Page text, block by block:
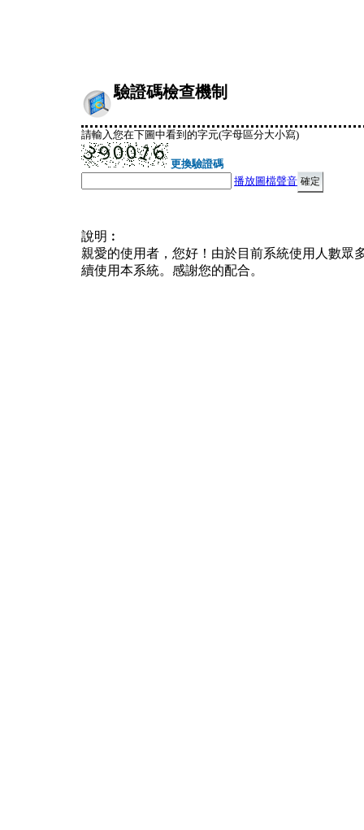
驗證碼檢查機制
請輸入您在下圖中看到的字元(字母區分大小寫)
更換驗證碼
播放圖檔聲音
說明︰
親愛的使用者，您好！由於目前系統使用人數眾
續使用本系統。感謝您的配合。